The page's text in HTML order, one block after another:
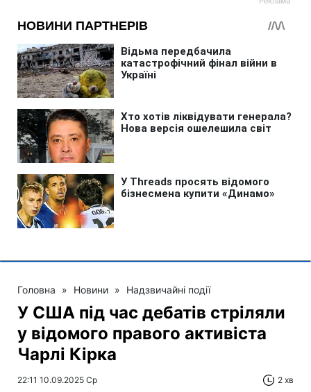
Головна » Новини » Надзвичайні події
У США під час дебатів стріляли
у відомого правого активіста
Чарлі Кірка
22:11 10.09.2025 Ср 2 хв